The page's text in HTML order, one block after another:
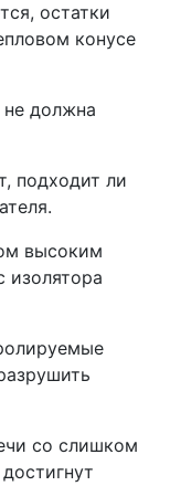
остатки
конусе
не должна
подходит ли
высоким
изолятора
со слишком